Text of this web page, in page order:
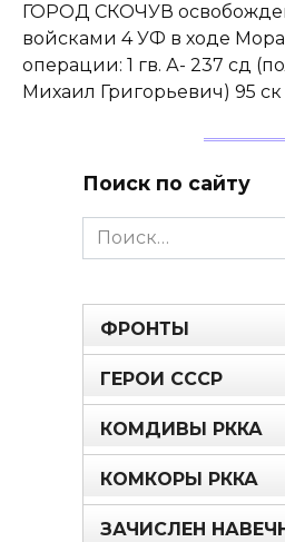
ГОРОД СКОЧУВ освобожден
войсками 4 УФ в ходе
операции: 1 гв. А- 237 сд
Михаил Григорьевич) 95 ск
Поиск по сайту
Search
for:
ФРОНТЫ
ГЕРОИ СССР
КОМДИВЫ РККА
КОМКОРЫ РККА
ЗАЧИСЛЕН